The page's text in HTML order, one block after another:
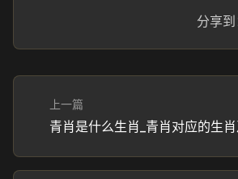
分享到
上一篇
青肖是什么生肖_青肖对应的生